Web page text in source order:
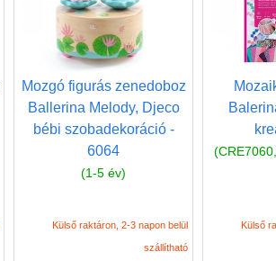
Mozgó figurás zenedoboz
Ballerina Melody, Djeco
bébi szobadekoráció -
6064
(1-5 év)
Külső raktáron, 2-3 napon belül
szállítható
Külső